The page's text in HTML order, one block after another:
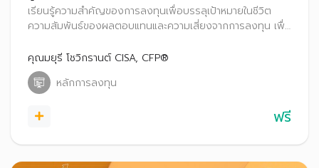
เรียนรู้ความสำคัญของการลงทุนเพื่อบรรลุเป้าหมายในชีวิต
ความสัมพันธ์ของผลตอบแทนและความเสี่ยงจากการลงทุน เพื่อ
คุณมยุรี โชวิกรานต์ CISA, CFP®
หลักการลงทุน
ฟรี